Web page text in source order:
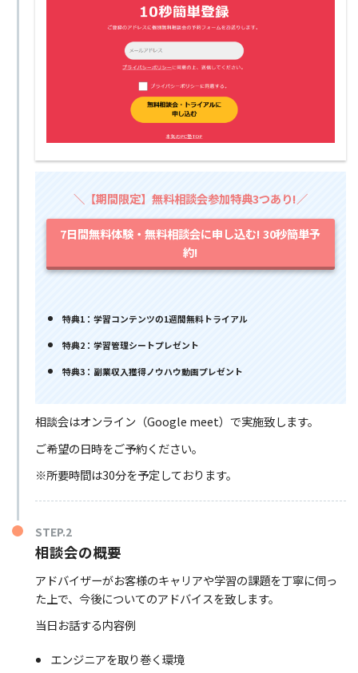
＼【期間限定】無料相談会参加特典3つあり!／
7日間無料体験・無料相談会に申し込む! 30秒簡単予
約!
特典1：学習コンテンツの1週間無料トライアル
特典2：学習管理シートプレゼント
特典3：副業収入獲得ノウハウ動画プレゼント
相談会はオンライン（Google meet）で実施致します。
ご希望の日時をご予約ください。
※所要時間は30分を予定しております。
STEP.2
相談会の概要
アドバイザーがお客様のキャリアや学習の課題を丁寧に伺っ
た上で、今後についてのアドバイスを致します。
当日お話する内容例
エンジニアを取り巻く環境